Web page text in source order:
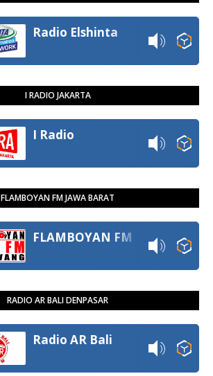
Radio Elshinta
I RADIO JAKARTA
I Radio
FLAMBOYAN FM JAWA BARAT
FLAMBOYAN FM
RADIO AR BALI DENPASAR
Radio AR Bali